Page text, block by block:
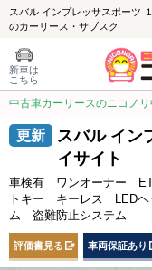
スバル インプレッサスポーツ
のカーリース・サブスク
新車は
こちら
中古車カーリースのニコノ
スバル イン
イサイト
車検有 ワンオーナー
トキー キーレス LEDヘ
ム 盗難防止システム
評価書見る 車両保証あり